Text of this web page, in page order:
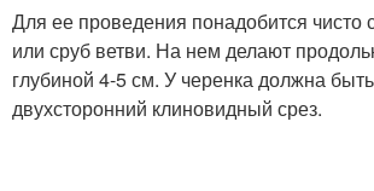
Для ее проведения понадобится чисто
или сруб ветви. На нем делают
глубиной 4-5 см. У черенка должна
двухсторонний клиновидный срез.